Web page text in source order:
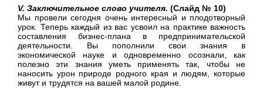
V. Заключительное слово учителя. (Слайд № 10)
Мы провели сегодня очень интересный и плодотворный
урок. Теперь каждый из вас усвоил на практике важность
составления бизнес-плана в предпринимательской
деятельности. Вы пополнили свои знания в
экономической науке и одновременно осознали, как
полезно эти знания уметь применять так, чтобы не
наносить урон природе родного края и людям, которые
живут и трудятся на вашей малой родине.